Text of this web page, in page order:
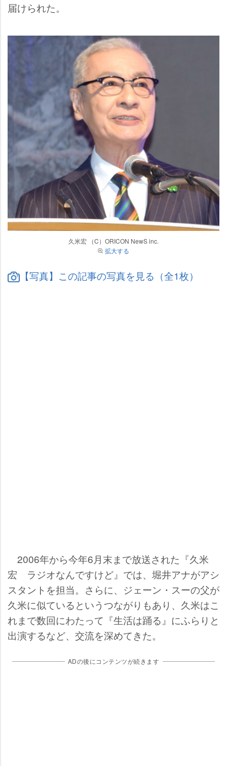
届けられた。
久米宏 （C）ORICON NewS inc.
拡大する
【写真】この記事の写真を見る（全1枚）
2006年から今年6月末まで放送された『久米
宏 ラジオなんですけど』では、堀井アナがアシ
スタントを担当。さらに、ジェーン・スーの父が
久米に似ているというつながりもあり、久米はこ
れまで数回にわたって『生活は踊る』にふらりと
出演するなど、交流を深めてきた。
ADの後にコンテンツが続きます